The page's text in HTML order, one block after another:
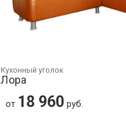
Кухонный уголок
Лора
от 18 960 руб.